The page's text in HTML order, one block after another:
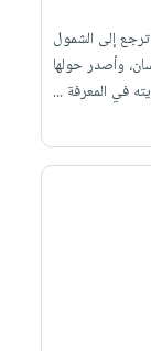
إلى الشمول
وأصدر حولها
في المعرفة ...